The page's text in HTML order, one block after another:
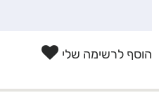
הוסף לרשימה שלי